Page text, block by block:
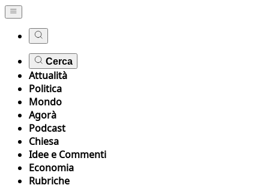
Cerca
Attualità
Politica
Mondo
Agorà
Podcast
Chiesa
Idee e Commenti
Economia
Rubriche